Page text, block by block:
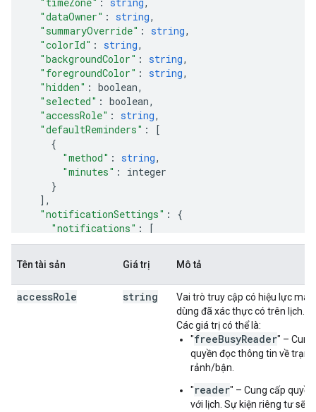
"dataOwner" : string,
"summaryOverride" : string,
"colorId" : string,
"backgroundColor" : string,
"foregroundColor" : string,
"hidden" : boolean,
"selected" : boolean,
"accessRole" : string,
"defaultReminders" :
[
"method" : string,
"minutes" :
integer
],
"notificationSettings" :
"notifications" :
[
: string
]
"allowedConferenceSolutionTypes"
Tên tài sản Giá trị Mô tả
accessRole string
Vai trò truy cập có hiệu lực mà
dùng đã xác thực có trên lịch.
Các giá trị có thể là:
"freeBusyReader" –
quyền đọc thông tin về
rảnh/bận.
"reader" – Cung cấp
với lịch. Sự kiện riêng tư sẽ